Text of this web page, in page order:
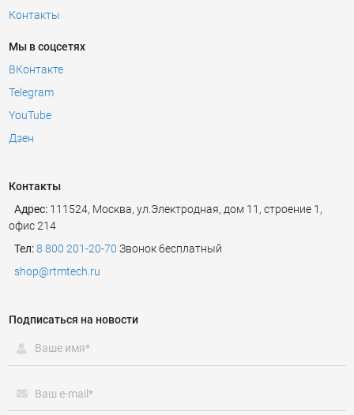
Контакты
Мы в соцсетях
ВКонтакте
Telegram
YouTube
Дзен
Контакты
Адрес: 111524, Москва, ул.Электродная, дом 11, строение 1,
офис 214
Тел:8 800 201-20-70 Звонок бесплатный
shop@rtmtech.ru
Подписаться на новости